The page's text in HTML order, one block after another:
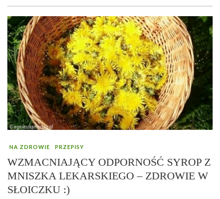
NA ZDROWIE PRZEPISY
WZMACNIAJĄCY ODPORNOŚĆ SYROP Z
MNISZKA LEKARSKIEGO – ZDROWIE W
SŁOICZKU :)